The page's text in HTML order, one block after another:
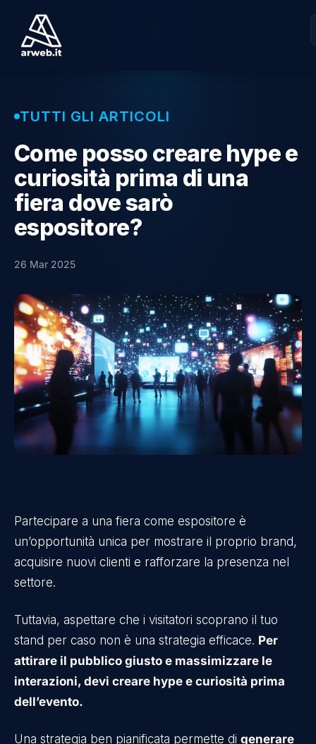
TUTTI GLI ARTICOLI
Come posso creare hype e
curiosità prima di una
fiera dove sarò
espositore?
26 Mar 2025
Partecipare a una fiera come espositore è
un’opportunità unica per mostrare il proprio brand,
acquisire nuovi clienti e rafforzare la presenza nel
settore.
Tuttavia, aspettare che i visitatori scoprano il tuo
stand per caso non è una strategia efficace. Per
attirare il pubblico giusto e massimizzare le
interazioni, devi creare hype e curiosità prima
dell’evento.
Una strategia ben pianificata permette di generare